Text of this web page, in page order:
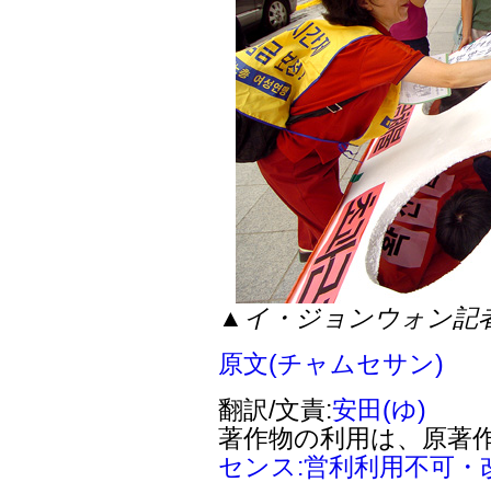
▲イ・ジョンウォン記
原文(チャムセサン)
翻訳/文責:安田(ゆ)
著作物の利用は、原著
センス:営利利用不可・